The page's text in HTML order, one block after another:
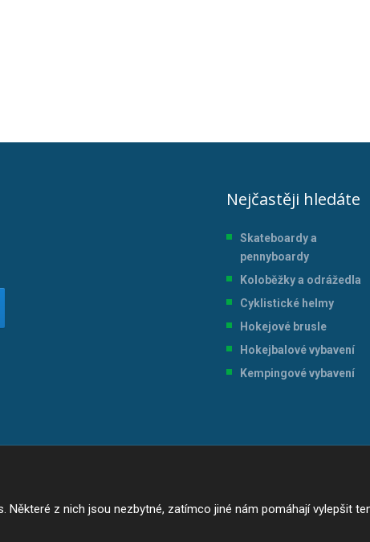
z nich jsou nezbytné, zatímco jiné nám pomáhají vylepšit
Nejčastěji hledáte
Skateboardy a
pennyboardy
Koloběžky a odrážedla
Cyklistické helmy
Hokejové brusle
Hokejbalové vybavení
Kempingové vybavení